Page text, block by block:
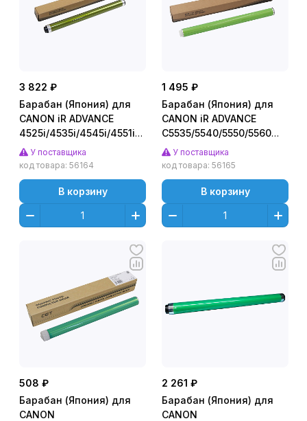
3 822 ₽
Барабан (Япония) для
CANON iR ADVANCE
4525i/4535i/4545i/4551i
(CET), 150000 стр.,
CET6615
У поставщика
код товара: 56164
В корзину
1 495 ₽
Барабан (Япония) для
CANON iR ADVANCE
C5535/5540/5550/5560
(CET), 200000 стр.,
CET5283
У поставщика
код товара: 56165
В корзину
508 ₽
Барабан (Япония) для
CANON
2 261 ₽
Барабан (Япония) для
CANON